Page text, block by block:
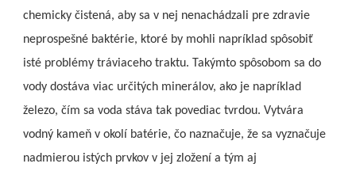
chemicky čistená, aby sa v nej nenachádzali pre zdravie
neprospešné baktérie, ktoré by mohli napríklad spôsobiť
isté problémy tráviaceho traktu. Takýmto spôsobom sa do
vody dostáva viac určitých minerálov, ako je napríklad
železo, čím sa voda stáva tak povediac tvrdou. Vytvára
vodný kameň v okolí batérie, čo naznačuje, že sa vyznačuje
nadmierou istých prvkov v jej zložení a tým aj